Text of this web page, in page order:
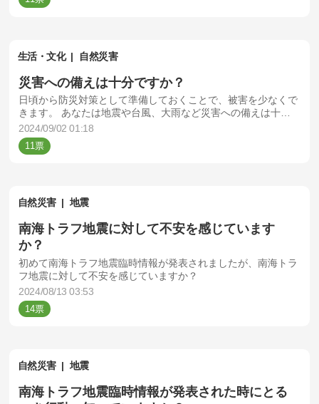
生活・文化 自然災害
災害への備えは十分ですか？
日頃から防災対策として準備しておくことで、被害を少なくで
きます。 あなたは地震や台風、大雨など災害への備えは十分
ですか？
2024/09/02 01:18
11
自然災害 地震
南海トラフ地震に対して不安を感じています
か？
初めて南海トラフ地震臨時情報が発表されましたが、南海トラ
フ地震に対して不安を感じていますか？
2024/08/13 03:53
14
自然災害 地震
南海トラフ地震臨時情報が発表された時にとる